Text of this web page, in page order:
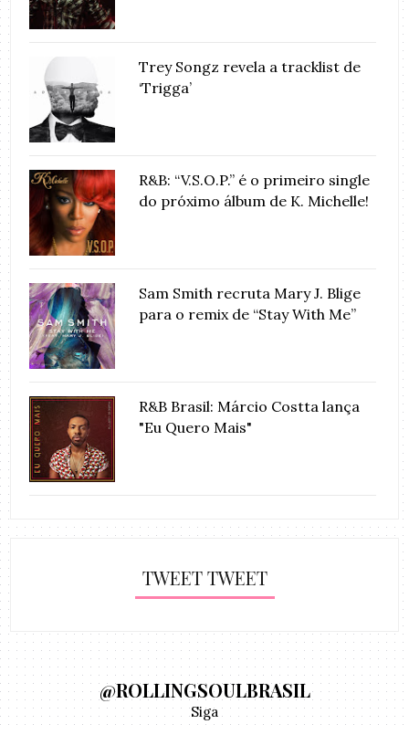
Trey Songz revela a tracklist de
‘Trigga’
R&B: “V.S.O.P.” é o primeiro single
do próximo álbum de K. Michelle!
Sam Smith recruta Mary J. Blige
para o remix de “Stay With Me”
R&B Brasil: Márcio Costta lança
"Eu Quero Mais"
TWEET TWEET
@ROLLINGSOULBRASIL
Siga